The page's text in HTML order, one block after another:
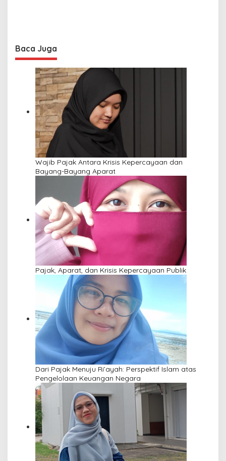
Baca Juga
Wajib Pajak Antara Krisis Kepercayaan dan
Bayang-Bayang Aparat
Pajak, Aparat, dan Krisis Kepercayaan Publik
Dari Pajak Menuju Ri’ayah: Perspektif Islam atas
Pengelolaan Keuangan Negara